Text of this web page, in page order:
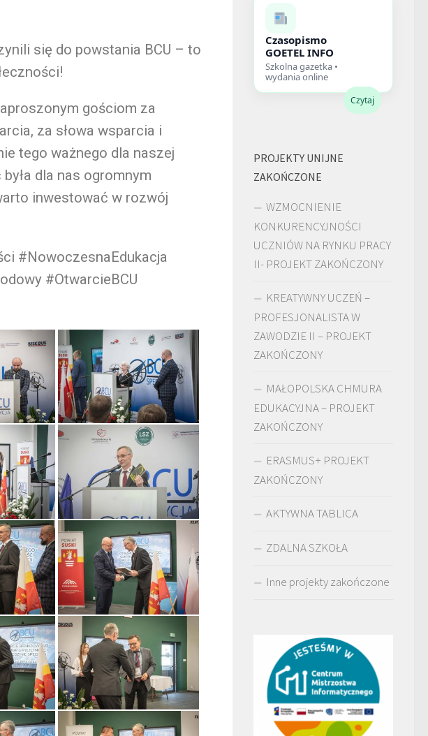
się do powstania BCU – to
gościom za
za słowa wsparcia i
tego ważnego dla naszej
dla nas ogromnym
inwestować w rozwój
#NowoczesnaEdukacja
#OtwarcieBCU
Czasopismo
GOETEL INFO
Szkolna gazetka •
wydania online
Czytaj
PROJEKTY UNIJNE
ZAKOŃCZONE
WZMOCNIENIE
KONKURENCYJNOŚCI
UCZNIÓW NA RYNKU PRACY
II- PROJEKT ZAKOŃCZONY
KREATYWNY UCZEŃ –
PROFESJONALISTA W
ZAWODZIE II – PROJEKT
ZAKOŃCZONY
MAŁOPOLSKA CHMURA
EDUKACYJNA – PROJEKT
ZAKOŃCZONY
ERASMUS+ PROJEKT
ZAKOŃCZONY
AKTYWNA TABLICA
ZDALNA SZKOŁA
Inne projekty zakończone